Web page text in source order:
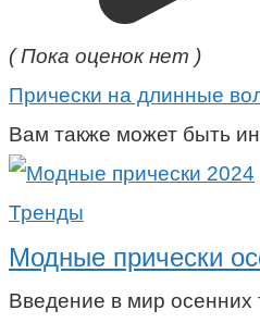
( Пока оценок нет )
Прически на длинные
Вам также может быть
Тренды
Модные прически
Введение в мир осенних